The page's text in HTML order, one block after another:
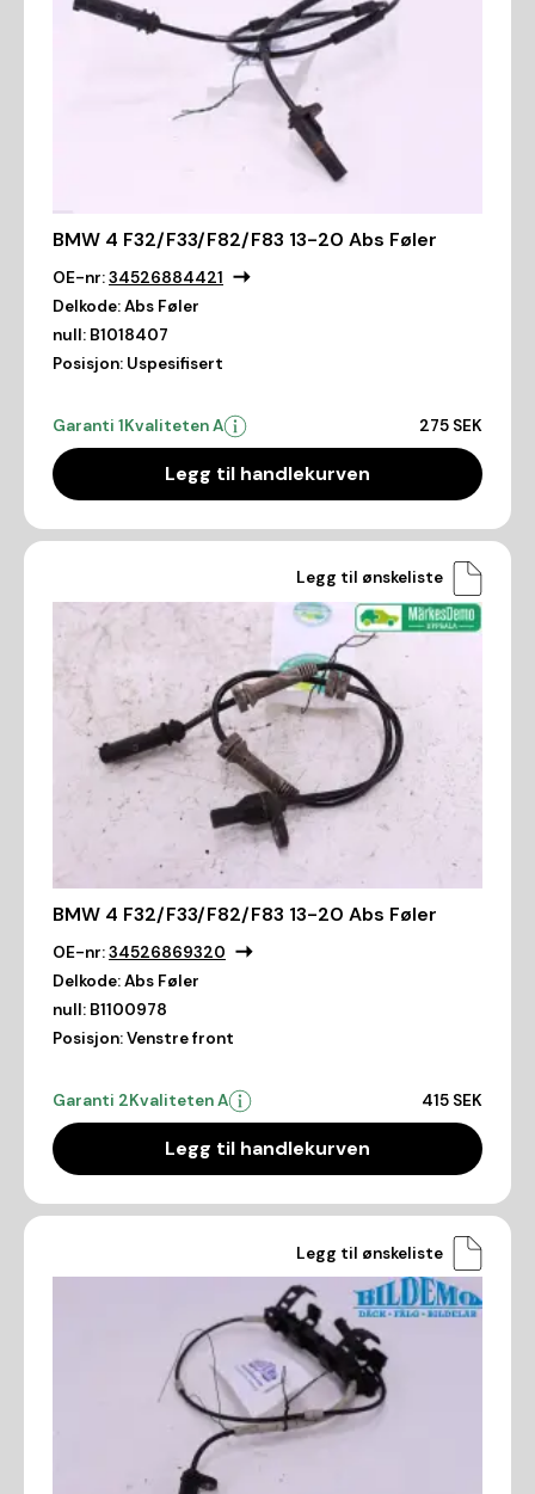
BMW 4 F32/F33/F82/F83 13-20 Abs Føler
OE-nr:34526884421
Delkode:Abs Føler
null: B1018407
Posisjon: Uspesifisert
Garanti 1Kvaliteten A 275 SEK
Legg til handlekurven
Legg til ønskeliste
BMW 4 F32/F33/F82/F83 13-20 Abs Føler
OE-nr:34526869320
Delkode:Abs Føler
null: B1100978
Posisjon:Venstre front
Garanti 2Kvaliteten A 415 SEK
Legg til handlekurven
Legg til ønskeliste